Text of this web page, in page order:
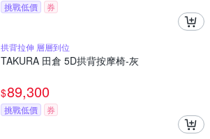
挑戰低價 券
拱背拉伸 層層到位
TAKURA 田倉 5D拱背按摩椅-灰
$89,300
挑戰低價 券